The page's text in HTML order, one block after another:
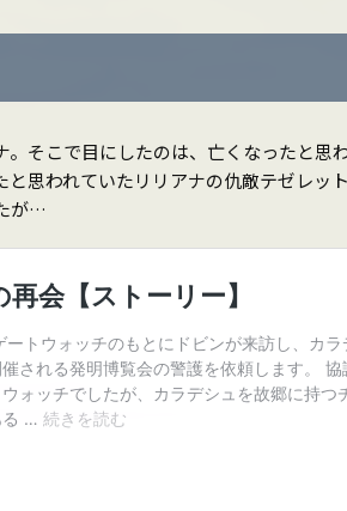
そこで目にしたのは、亡くなったと思
思われていたリリアナの仇敵テゼレッ
が…